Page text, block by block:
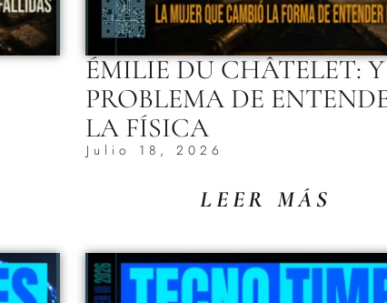
ÉMILIE DU CHÂTELET:
PROBLEMA DE
LA FÍSICA
Julio 18, 2026
LEER MÁS